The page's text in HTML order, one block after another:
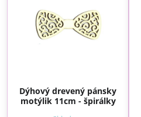
Dýhový drevený pánsky
motýlik 11cm - špirálky